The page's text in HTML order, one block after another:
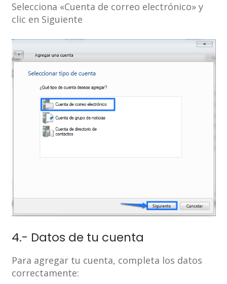
Selecciona «Cuenta de correo electrónico» y
clic en Siguiente
4.- Datos de tu cuenta
Para agregar tu cuenta, completa los datos
correctamente: